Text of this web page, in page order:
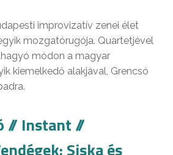
improvizatív zenei élet
mozgatórugója. Quartetjével
módon a magyar
kiemelkedő alakjával, Grencsó
// Instant //
Siska és